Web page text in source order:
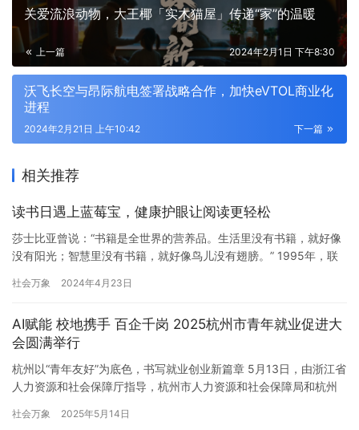
关爱流浪动物，大王椰「实木猫屋」传递“家”的温暖
上一篇 2024年2月1日 下午8:30
沃飞长空与昂际航电签署战略合作，加快eVTOL商业化
进程
下一篇
2024年2月21日 上午10:42
相关推荐
读书日遇上蓝莓宝，健康护眼让阅读更轻松
莎士比亚曾说：“书籍是全世界的营养品。生活里没有书籍，就好像
没有阳光；智慧里没有书籍，就好像鸟儿没有翅膀。” 1995年，联
今天，书籍的获取途径变得更加方便和快捷，除了纸质书，各种电
们的日常生活。但不论是纸质书还是电子书，长时间盯着书籍或屏…
社会万象 2024年4月23日
AI赋能 校地携手 百企千岗 2025杭州市青年就业促进大
会圆满举行
杭州以“青年友好”为底色，书写就业创业新篇章 5月13日，由浙江省
人力资源和社会保障厅指导，杭州市人力资源和社会保障局和杭州
促进大会系列活动在钱塘区金沙湖大剧院举办，活动通过AI赋能、
社会万象 2025年5月14日